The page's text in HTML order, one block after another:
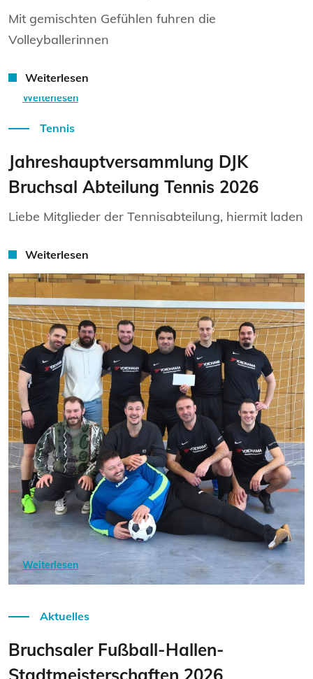
Mit gemischten Gefühlen fuhren die
Volleyballerinnen
Weiterlesen
Weiterlesen
Tennis
Jahreshauptversammlung DJK
Bruchsal Abteilung Tennis 2026
Liebe Mitglieder der Tennisabteilung, hiermit laden
Weiterlesen
Weiterlesen
Aktuelles
Bruchsaler Fußball-Hallen-
Stadtmeisterschaften 2026